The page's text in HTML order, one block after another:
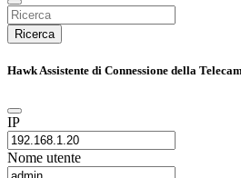
Ricerca
Hawk Assistente di Connessione della
IP
Nome utente